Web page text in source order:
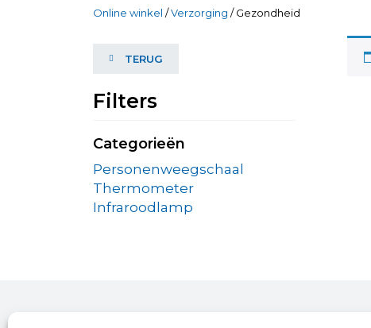
Online winkel /Verzorging / Gezondheid
TERUG
Filters
Categorieën
Personenweegschaal
Thermometer
Infraroodlamp